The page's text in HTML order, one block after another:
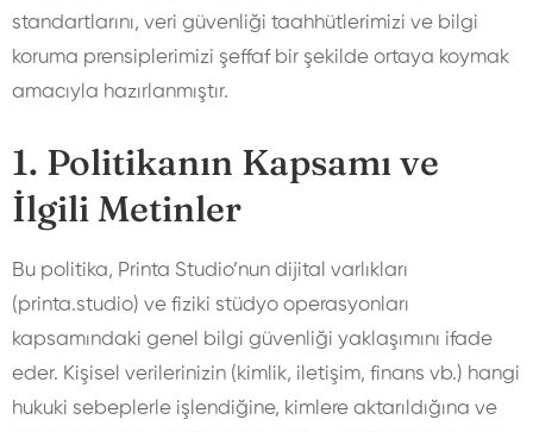
standartlarını, veri güvenliği taahhütlerimizi ve bilgi
koruma prensiplerimizi şeffaf bir şekilde ortaya koymak
amacıyla hazırlanmıştır.
1. Politikanın Kapsamı ve
İlgili Metinler
Bu politika, Printa Studio’nun dijital varlıkları
(printa.studio) ve fiziki stüdyo operasyonları
kapsamındaki genel bilgi güvenliği yaklaşımını ifade
eder. Kişisel verilerinizin (kimlik, iletişim, finans vb.) hangi
hukuki sebeplerle işlendiğine, kimlere aktarıldığına ve